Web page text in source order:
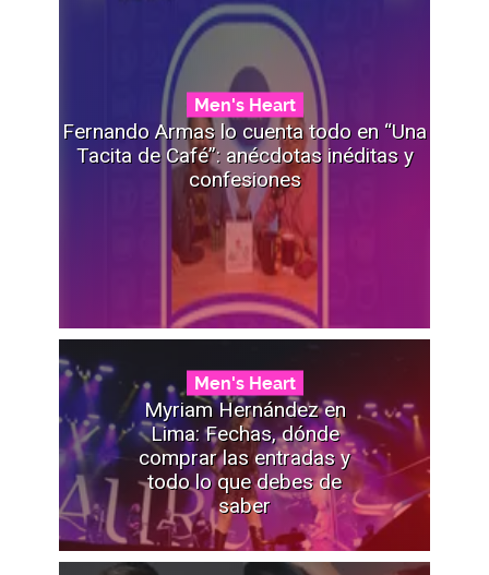
Men's Heart
Fernando Armas lo cuenta todo en “Una
Tacita de Café”: anécdotas inéditas y
confesiones
Men's Heart
Myriam Hernández en
Lima: Fechas, dónde
comprar las entradas y
todo lo que debes de
saber